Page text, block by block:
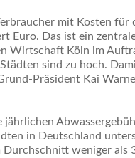
mit Kosten
Euro. Das ist ein
Wirtschaft Köln im
sind zu hoch.
Präsident Kai
jährlichen
in Deutschland
weniger als